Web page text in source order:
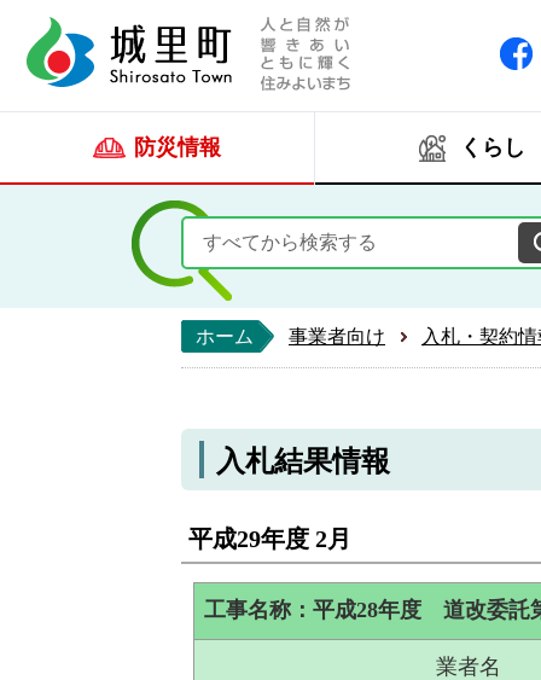
防災情報 くらし
ホーム 事業者向け 入札・契約
入札結果情報
平成29年度 2月
工事名称：平成28年度 道改委託
業者名